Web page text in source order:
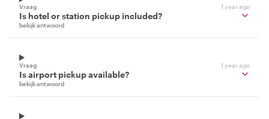
Vraag 1 year ago
Is hotel or station pickup included?
bekijk antwoord
Vraag 1 year ago
Is airport pickup available?
bekijk antwoord